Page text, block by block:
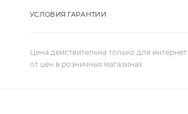
УСЛОВИЯ ГАРАНТИИ
Цена действительна только для
от цен в розничных магазинах